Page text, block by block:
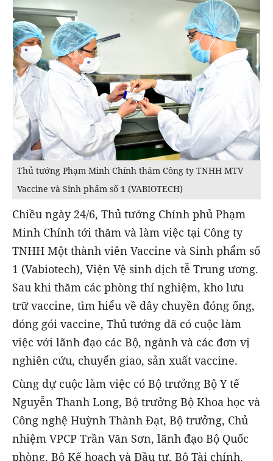
Thủ tướng Phạm Minh Chính thăm Công ty TNHH MTV
Vaccine và Sinh phẩm số 1 (VABIOTECH)
Chiều ngày 24/6, Thủ tướng Chính phủ Phạm
Minh Chính tới thăm và làm việc tại Công ty
TNHH Một thành viên Vaccine và Sinh phẩm số
1 (Vabiotech), Viện Vệ sinh dịch tễ Trung ương.
Sau khi thăm các phòng thí nghiệm, kho lưu
trữ vaccine, tìm hiểu về dây chuyền đóng ống,
đóng gói vaccine, Thủ tướng đã có cuộc làm
việc với lãnh đạo các Bộ, ngành và các đơn vị
nghiên cứu, chuyển giao, sản xuất vaccine.
Cùng dự cuộc làm việc có Bộ trưởng Bộ Y tế
Nguyễn Thanh Long, Bộ trưởng Bộ Khoa học và
Công nghệ Huỳnh Thành Đạt, Bộ trưởng, Chủ
nhiệm VPCP Trần Văn Sơn, lãnh đạo Bộ Quốc
phòng, Bộ Kế hoạch và Đầu tư, Bộ Tài chính.